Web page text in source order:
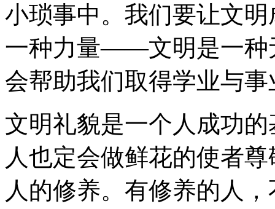
小琐事中。我们要让文
一种力量——文明是一种
会帮助我们取得学业与
文明礼貌是一个人成功
人也定会做鲜花的使者
人的修养。有修养的人